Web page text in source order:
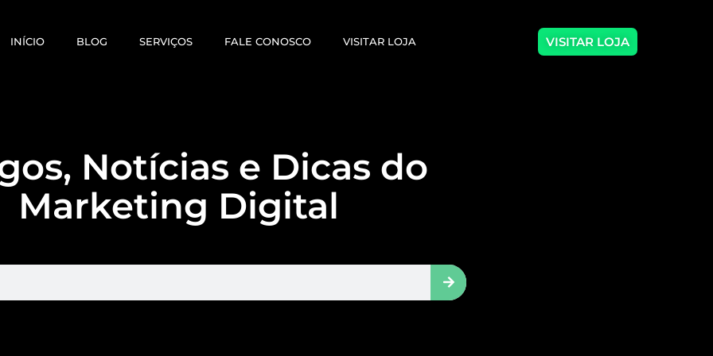
INÍCIO BLOG SERVIÇOS FALE CONOSCO VISITAR LOJA VISITAR LOJA
Notícias e Dicas do
Marketing Digital